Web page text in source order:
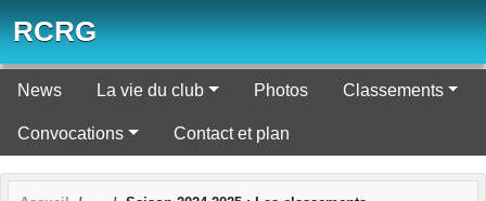
RCRG
News La vie du club Photos Classements
Convocations Contact et plan